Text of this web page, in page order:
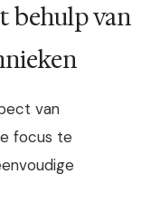
behulp van
van
focus te